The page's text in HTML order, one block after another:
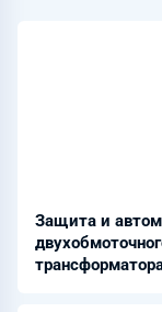
Защита и